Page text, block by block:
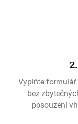
Vyplňte formulář
bez
posouzení